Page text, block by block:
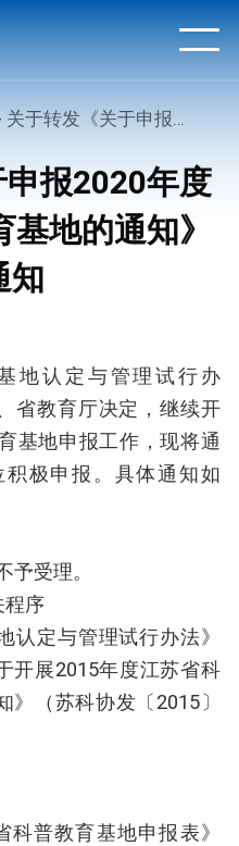
于转发《关于申报2020年度江苏省 科普教育基地的通知》的通知
报2020年度
地的通知》
知
地认定与管理试行办
省教育厅决定，继续开
基地申报工作，现将通
极申报。具体通知如
予受理。
程序
认定与管理试行办法》
开展2015年度江苏省科
（苏科协发〔2015〕
科普教育基地申报表》